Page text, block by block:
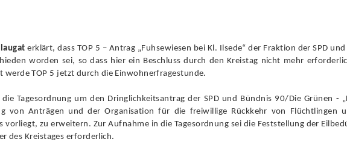
erklärt, dass TOP 5 – Antrag „Fuhsewiesen bei Kl. Ilsede“ der Fraktion der SPD
worden sei, so dass hier ein Beschluss durch den Kreistag nicht mehr
werde TOP 5 jetzt durch die Einwohnerfragestunde.
Tagesordnung um den Dringlichkeitsantrag der SPD und Bündnis 90/Die Grünen -
von Anträgen und der Organisation für die freiwillige Rückkehr von Flüchtlingen
vorliegt, zu erweitern. Zur Aufnahme in die Tagesordnung sei die Feststellung der
des Kreistages erforderlich.